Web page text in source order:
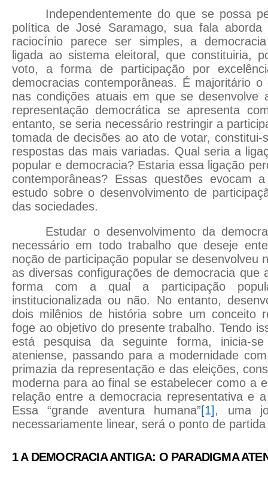
Independentemente do que se possa
política de José Saramago, sua fala aborda
raciocínio parece ser simples, a
ligada ao sistema eleitoral, que constituiria,
voto, a forma de participação por
democracias contemporâneas. É majoritário
nas condições atuais em que se desenvolve
representação democrática se apresenta
entanto, se seria necessário restringir a
tomada de decisões ao ato de votar, constitui-
respostas das mais variadas. Qual seria a
popular e democracia? Estaria essa ligação
contemporâneas? Essas questões evocam
estudo sobre o desenvolvimento de
das sociedades.
Estudar o desenvolvimento da
necessário em todo trabalho que deseje
noção de participação popular se desenvolveu
as diversas configurações de democracia que
forma com a qual a participação
institucionalizada ou não. No entanto,
dois milênios de história sobre um conceito
foge ao objetivo do presente trabalho. Tendo
está pesquisa da seguinte forma, inicia-
ateniense, passando para a modernidade
primazia da representação e das eleições,
moderna para ao final se estabelecer como a
relação entre a democracia representativa e
Essa “grande aventura humana”[1] , uma
necessariamente linear, será o ponto de
1 A DEMOCRACIA ANTIGA: O PARADIGMA